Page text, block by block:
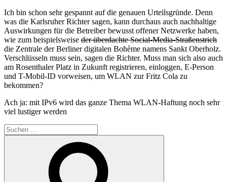
Ich bin schon sehr gespannt auf die genauen Urteilsgründe. Denn
was die Karlsruher Richter sagen, kann durchaus auch nachhaltige
Auswirkungen für die Betreiber bewusst offener Netzwerke haben,
wie zum beispielsweise der überdachte Social-Media-Straßenstrich
die Zentrale der Berliner digitalen Bohème namens Sankt Oberholz.
Verschlüsseln muss sein, sagen die Richter. Muss man sich also auch
am Rosenthaler Platz in Zukunft registrieren, einloggen, E-Person
und T-Mobil-ID vorweisen, um WLAN zur Fritz Cola zu
bekommen?
Ach ja: mit IPv6 wird das ganze Thema WLAN-Haftung noch sehr
viel lustiger werden
Suchen
nach: